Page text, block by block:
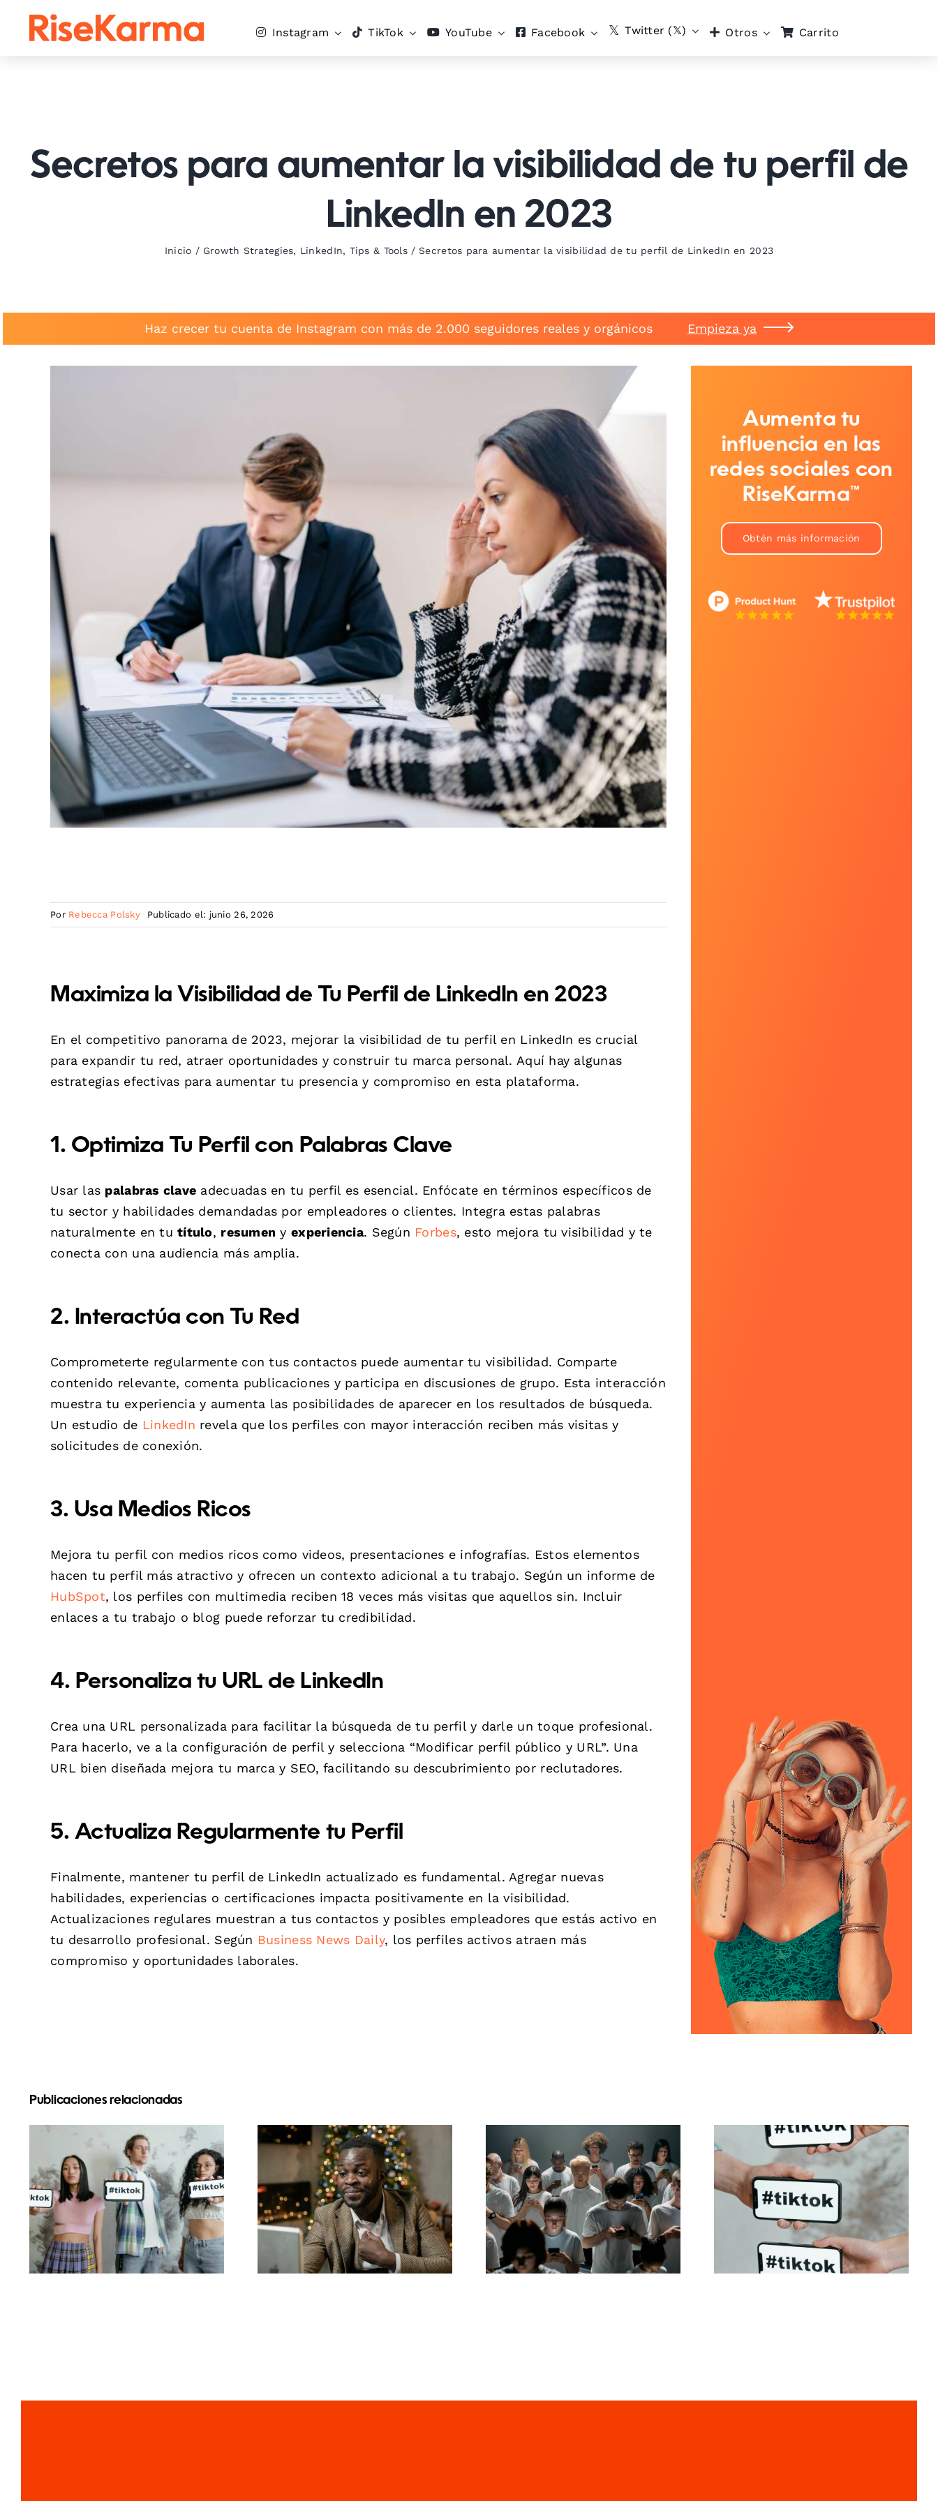
Instagram TikTok YouTube Facebook Twitter (𝕏) Otros Carrito
Secretos para aumentar la visibilidad de tu perfil de
LinkedIn en 2023
Inicio / Growth Strategies, LinkedIn, Tips & Tools / Secretos para aumentar la visibilidad de tu perfil de LinkedIn en 2023
Haz crecer tu cuenta de Instagram con más de 2.000 seguidores reales y orgánicos Empieza ya
Por Rebecca Polsky Publicado el: junio 26, 2026
Maximiza la Visibilidad de Tu Perfil de LinkedIn en 2023
En el competitivo panorama de 2023, mejorar la visibilidad de tu perfil en LinkedIn es crucial
para expandir tu red, atraer oportunidades y construir tu marca personal. Aquí hay algunas
estrategias efectivas para aumentar tu presencia y compromiso en esta plataforma.
1. Optimiza Tu Perfil con Palabras Clave
Usar las palabras clave adecuadas en tu perfil es esencial. Enfócate en términos específicos de
tu sector y habilidades demandadas por empleadores o clientes. Integra estas palabras
naturalmente en tutítulo, resumen yexperiencia. Según Forbes, esto mejora tu visibilidad y te
conecta con una audiencia más amplia.
2. Interactúa con Tu Red
Comprometerte regularmente con tus contactos puede aumentar tu visibilidad. Comparte
contenido relevante, comenta publicaciones y participa en discusiones de grupo. Esta interacción
muestra tu experiencia y aumenta las posibilidades de aparecer en los resultados de búsqueda.
Un estudio de LinkedIn revela que los perfiles con mayor interacción reciben más visitas y
solicitudes de conexión.
3. Usa Medios Ricos
Mejora tu perfil con medios ricos como videos, presentaciones e infografías. Estos elementos
hacen tu perfil más atractivo y ofrecen un contexto adicional a tu trabajo. Según un informe de
HubSpot, los perfiles con multimedia reciben 18 veces más visitas que aquellos sin. Incluir
enlaces a tu trabajo o blog puede reforzar tu credibilidad.
4. Personaliza tu URL de LinkedIn
Crea una URL personalizada para facilitar la búsqueda de tu perfil y darle un toque profesional.
Para hacerlo, ve a la configuración de perfil y selecciona “Modificar perfil público y URL”. Una
URL bien diseñada mejora tu marca y SEO, facilitando su descubrimiento por reclutadores.
5. Actualiza Regularmente tu Perfil
Finalmente, mantener tu perfil de LinkedIn actualizado es fundamental. Agregar nuevas
habilidades, experiencias o certificaciones impacta positivamente en la visibilidad.
Actualizaciones regulares muestran a tus contactos y posibles empleadores que estás activo en
tu desarrollo profesional. Según Business News Daily, los perfiles activos atraen más
compromiso y oportunidades laborales.
Aumenta tu
influencia en las
redes sociales con
RiseKarma™
Obtén más información
Publicaciones relacionadas
Mejores aplicaciones
de edición de video
para crear
masterpieces en
TikTok
Cómo ocultar
seguidores en
LinkedIn para
preservar la
privacidad
Consejos para crear
anuncios atractivos
en Facebook que
conviertan
Mejores ajustes de
privacidad para
TikTok en 2024